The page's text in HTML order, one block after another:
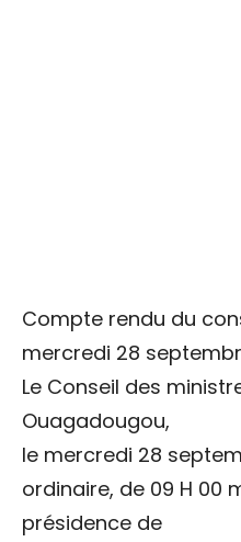
Compte rendu du
mercredi 28
Le Conseil des
Ouagadougou,
le mercredi 28
ordinaire, de 09 H 00
présidence de